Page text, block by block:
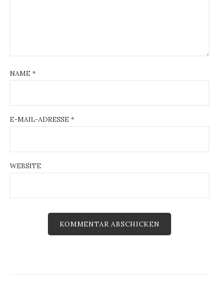
NAME *
E-MAIL-ADRESSE *
WEBSITE